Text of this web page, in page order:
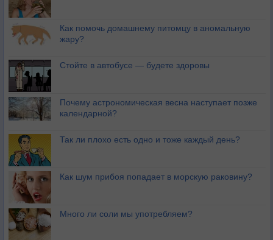
Как помочь домашнему питомцу в аномальную
жару?
Стойте в автобусе — будете здоровы
Почему астрономическая весна наступает позже
календарной?
Так ли плохо есть одно и тоже каждый день?
Как шум прибоя попадает в морскую раковину?
Много ли соли мы употребляем?